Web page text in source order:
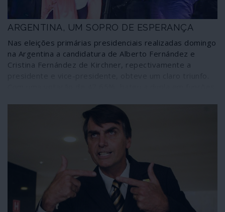
ARGENTINA, UM SOPRO DE ESPERANÇA
Nas eleições primárias presidenciais realizadas domingo
na Argentina a candidatura de Alberto Fernández e
Cristina Fernández de Kirchner, repectivamente a
Pichetto por mais de 15 pontos percentuais, ou mais de
quatro milhões de votos. O neoliberalismo sofreu uma